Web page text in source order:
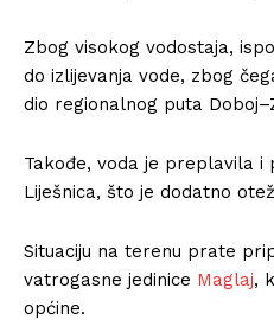
Zbog visokog vodostaja,
do izlijevanja vode, zbog
dio regionalnog puta
Takođe, voda je preplavila i
Liješnica, što je dodatno
Situaciju na terenu prate
vatrogasne jedinice Maglaj,
općine.